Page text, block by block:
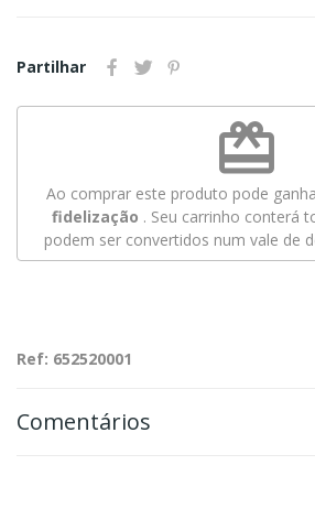
Partilhar
redeem
Ao comprar este produto pode
fidelização . Seu carrinho conterá
podem ser convertidos num vale de
Ref: 652520001
Comentários